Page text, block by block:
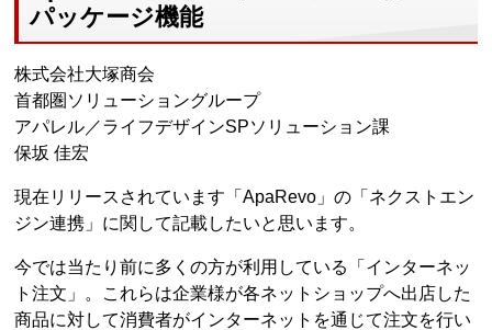
パッケージ機能
株式会社大塚商会
首都圏ソリューショングループ
アパレル／ライフデザインSPソリューション課
保坂 佳宏
現在リリースされています「ApaRevo」の「ネクストエン
ジン連携」に関して記載したいと思います。
今では当たり前に多くの方が利用している「インターネッ
ト注文」。これらは企業様が各ネットショップへ出店した
商品に対して消費者がインターネットを通じて注文を行い